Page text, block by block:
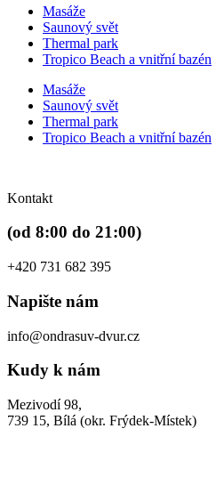
Masáže
Saunový svět
Thermal park
Tropico Beach a vnitřní bazén
Masáže
Saunový svět
Thermal park
Tropico Beach a vnitřní bazén
Kontakt
(od 8:00 do 21:00)
+420 731 682 395
Napište nám
info@ondrasuv-dvur.cz
Kudy k nám
Mezivodí 98,
739 15, Bílá (okr. Frýdek-Místek)